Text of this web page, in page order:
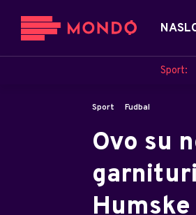
Sport:
Sport Fudbal
Ovo su